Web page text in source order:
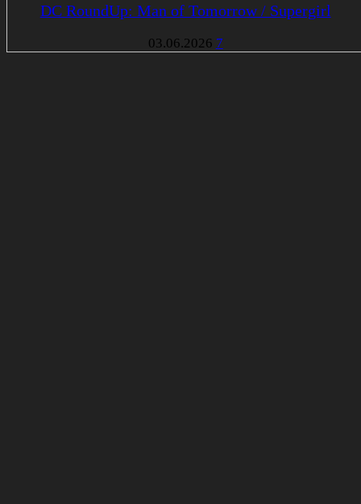
DC RoundUp: Man of Tomorrow / Supergirl
03.06.2026 7